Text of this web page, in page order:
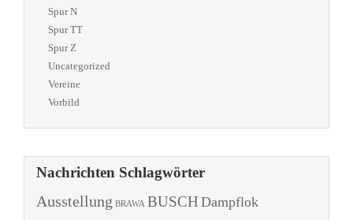
Spur N
Spur TT
Spur Z
Uncategorized
Vereine
Vorbild
Nachrichten Schlagwörter
Ausstellung BRAWA BUSCH Dampflok